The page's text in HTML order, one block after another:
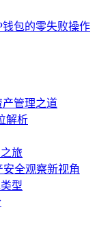
包的零失败操作
产管理之道
解析
旅
安全观察新视角
型